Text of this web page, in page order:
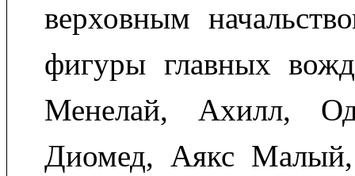
верховным
фигуры главных
Менелай, Ахилл,
Диомед, Аякс